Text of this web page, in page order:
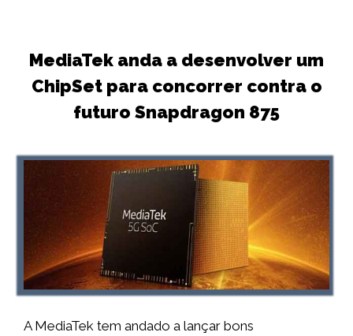
MediaTek anda a desenvolver um
ChipSet para concorrer contra o
futuro Snapdragon 875
A MediaTek tem andado a lançar bons